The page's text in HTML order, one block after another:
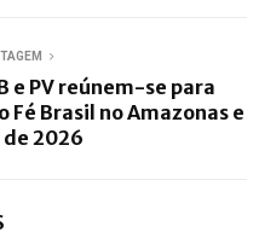
e PV reúnem-se para
Brasil no Amazonas e
de 2026